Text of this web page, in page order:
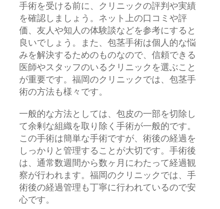
手術を受ける前に、クリニックの評判や実績
を確認しましょう。ネット上の口コミや評
価、友人や知人の体験談などを参考にすると
良いでしょう。また、包茎手術は個人的な悩
みを解決するためのものなので、信頼できる
医師やスタッフのいるクリニックを選ぶこと
が重要です。福岡のクリニックでは、包茎手
術の方法も様々です。
一般的な方法としては、包皮の一部を切除し
て余剰な組織を取り除く手術が一般的です。
この手術は簡単な手術ですが、術後の経過を
しっかりと管理することが大切です。手術後
は、通常数週間から数ヶ月にわたって経過観
察が行われます。福岡のクリニックでは、手
術後の経過管理も丁寧に行われているので安
心です。